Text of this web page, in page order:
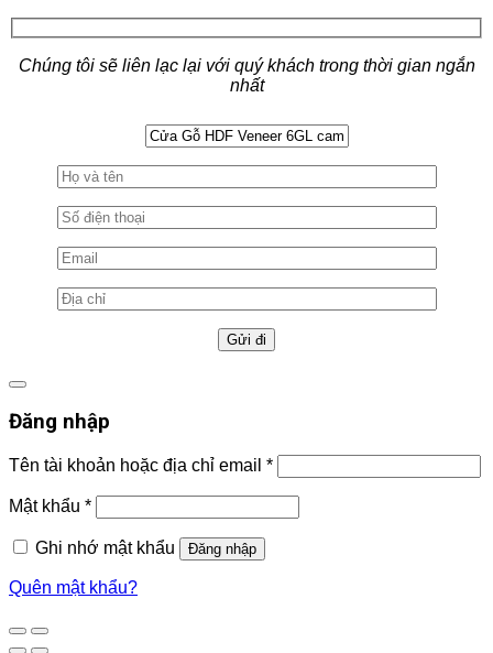
Chúng tôi sẽ liên lạc lại với quý khách trong thời gian ngắn
nhất
Đăng nhập
Tên tài khoản hoặc địa chỉ email *
Mật khẩu *
Ghi nhớ mật khẩu Đăng nhập
Quên mật khẩu?